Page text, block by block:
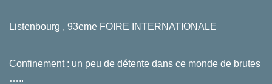
Listenbourg , 93eme FOIRE INTERNATIONALE
Confinement : un peu de détente dans ce monde de brutes
…..